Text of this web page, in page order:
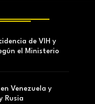
de VIH y
el Ministerio
Venezuela y
Rusia